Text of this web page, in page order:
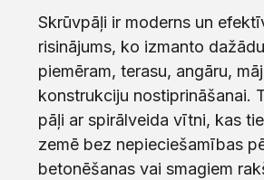
Skrūvpāļi ir moderns un
risinājums, ko izmanto
piemēram, terasu, angāru,
konstrukciju nostiprināšanai.
pāļi ar spirālveida vītni, kas
zemē bez nepieciešamības
betonēšanas vai smagiem